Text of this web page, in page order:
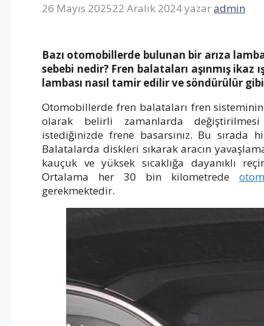
26 Mayıs 202522 Aralık 2024yazaradmin
Bazı otomobillerde bulunan bir arıza
sebebi nedir? Fren balataları aşınmış ikaz
lambası nasıl tamir edilir ve söndürülür
Otomobillerde fren balataları fren
olarak belirli zamanlarda değiştirilmesi
istediğinizde frene basarsınız. Bu sırada
Balatalarda diskleri sıkarak aracın
kauçuk ve yüksek sıcaklığa dayanıklı
Ortalama her 30 bin kilometrede
gerekmektedir.